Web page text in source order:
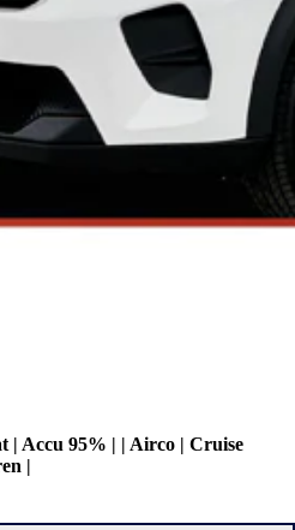
| Accu 95% | | Airco | Cruise
|